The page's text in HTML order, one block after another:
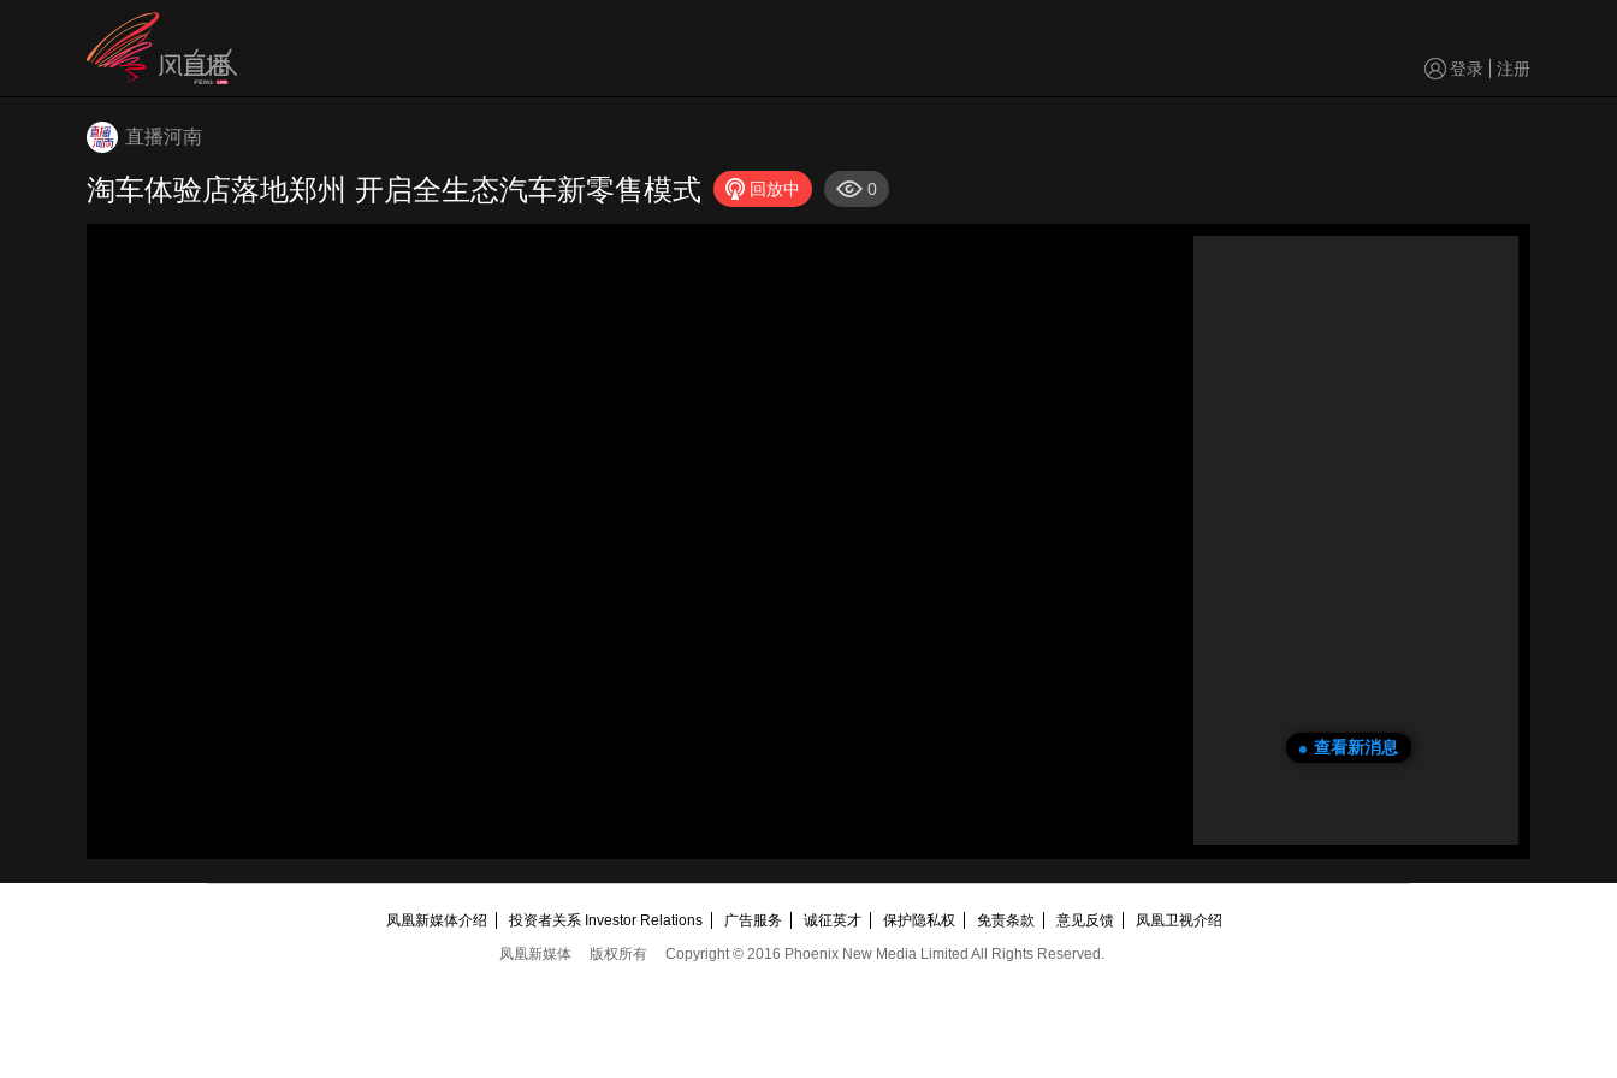
登录 注册
直播河南
淘车体验店落地郑州 开启全生态汽车新零售模式 回放中 0
查看新消息
凤凰新媒体介绍 投资者关系 Investor Relations 广告服务 诚征英才 保护隐私权 免责条款 意见反馈
凤凰卫视介绍
凤凰新媒体
版权所有 Copyright © 2016 Phoenix New Media Limited All Rights Reserved.